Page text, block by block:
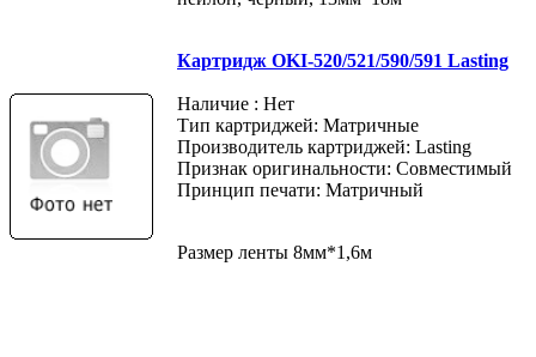
Картридж OKI-520/521/590/591 Lasting
Наличие : Нет
Тип картриджей: Матричные
Производитель картриджей: Lasting
Признак оригинальности: Совместимый
Принцип печати: Матричный
Размер ленты 8мм*1,6м